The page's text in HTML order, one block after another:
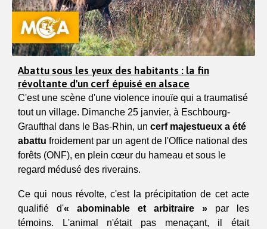
Abattu sous les yeux des habitants : la fin
révoltante d'un cerf épuisé en alsace
C'est une scène d'une violence inouïe qui a traumatisé
tout un village. Dimanche 25 janvier, à Eschbourg-
Graufthal dans le Bas-Rhin, un cerf majestueux a été
abattu froidement par un agent de l'Office national des
forêts (ONF), en plein cœur du hameau et sous le
regard médusé des riverains.
Ce qui nous révolte, c'est la précipitation de cet acte
qualifié d'« abominable et arbitraire » par les
témoins. L'animal n'était pas menaçant, il était